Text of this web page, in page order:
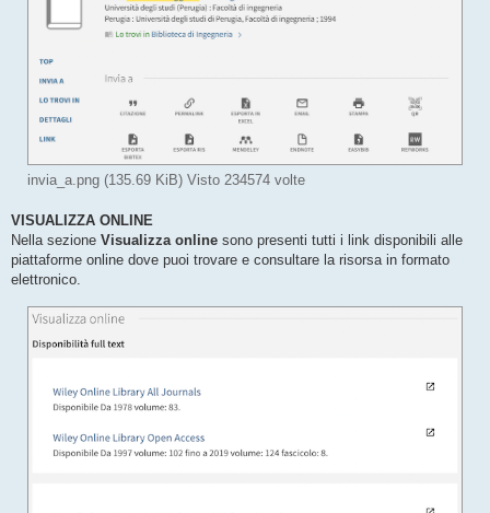
invia_a.png (135.69 KiB) Visto 234574 volte
VISUALIZZA ONLINE
Nella sezione Visualizza online sono presenti tutti i link disponibili alle
piattaforme online dove puoi trovare e consultare la risorsa in formato
elettronico.